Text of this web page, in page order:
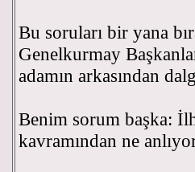
Bu soruları bir yana
Genelkurmay
adamın arkasından
Benim sorum başka:
kavramından ne